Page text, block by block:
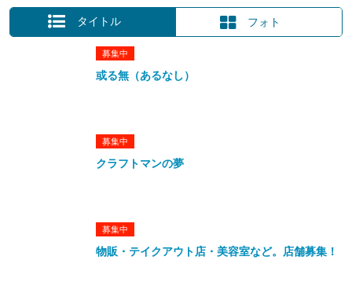
タイトル フォト
募集中
或る無（あるなし）
募集中
クラフトマンの夢
募集中
物販・テイクアウト店・美容室など。店舗募集！